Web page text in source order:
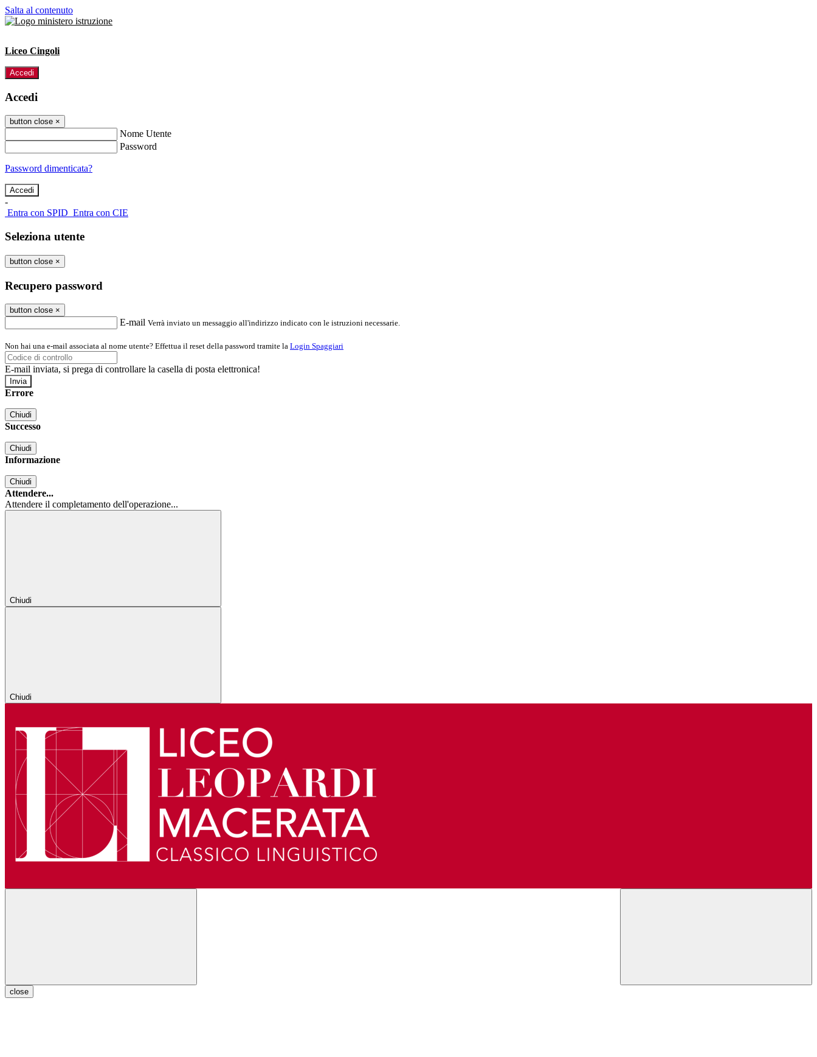
Salta al contenuto
Liceo Cingoli
Accedi
Accedi
button close ×
Nome Utente
Password
Password dimenticata?
-
Entra con SPID Entra con CIE
Seleziona utente
button close ×
Recupero password
button close ×
E-mail Verrà inviato un messaggio all'indirizzo indicato con le istruzioni necessarie.
Non hai una e-mail associata al nome utente? Effettua il reset della password tramite la Login Spaggiari
E-mail inviata, si prega di controllare la casella di posta elettronica!
Errore
Chiudi
Successo
Chiudi
Informazione
Chiudi
Attendere...
Attendere il completamento dell'operazione...
Chiudi
Chiudi
close